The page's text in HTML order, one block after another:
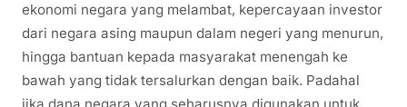
ekonomi negara yang melambat, kepercayaan investor
dari negara asing maupun dalam negeri yang menurun,
hingga bantuan kepada masyarakat menengah ke
bawah yang tidak tersalurkan dengan baik. Padahal